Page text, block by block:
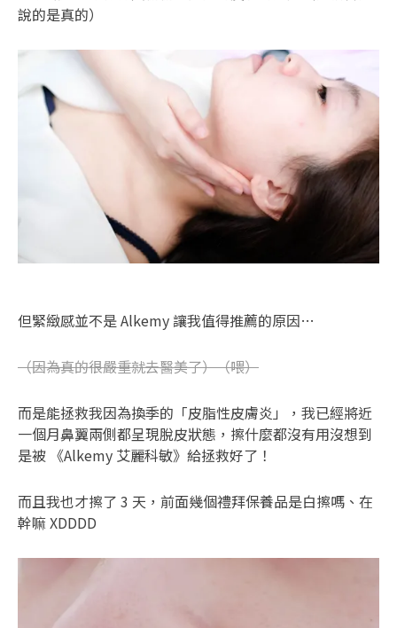
說的是真的）
但緊緻感並不是 Alkemy 讓我值得推薦的原因…
（因為真的很嚴重就去醫美了）（喂）
而是能拯救我因為換季的「皮脂性皮膚炎」，我已經將近
一個月鼻翼兩側都呈現脫皮狀態，擦什麼都沒有用沒想到
是被 《Alkemy 艾麗科敏》給拯救好了！
而且我也才擦了 3 天，前面幾個禮拜保養品是白擦嗎、在
幹嘛 XDDDD